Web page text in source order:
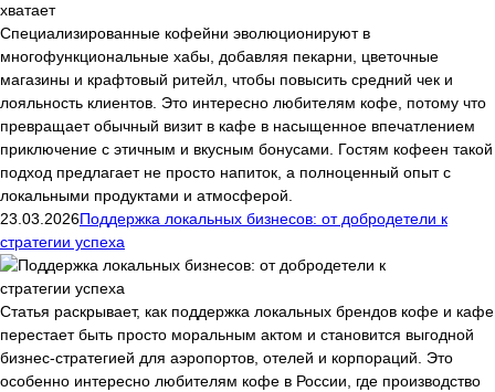
Специализированные кофейни эволюционируют в
многофункциональные хабы, добавляя пекарни, цветочные
магазины и крафтовый ритейл, чтобы повысить средний чек и
лояльность клиентов. Это интересно любителям кофе, потому что
превращает обычный визит в кафе в насыщенное впечатлением
приключение с этичным и вкусным бонусами. Гостям кофеен такой
подход предлагает не просто напиток, а полноценный опыт с
локальными продуктами и атмосферой.
23.03.2026Поддержка локальных бизнесов: от добродетели к
стратегии успеха
Статья раскрывает, как поддержка локальных брендов кофе и кафе
перестает быть просто моральным актом и становится выгодной
бизнес-стратегией для аэропортов, отелей и корпораций. Это
особенно интересно любителям кофе в России, где производство